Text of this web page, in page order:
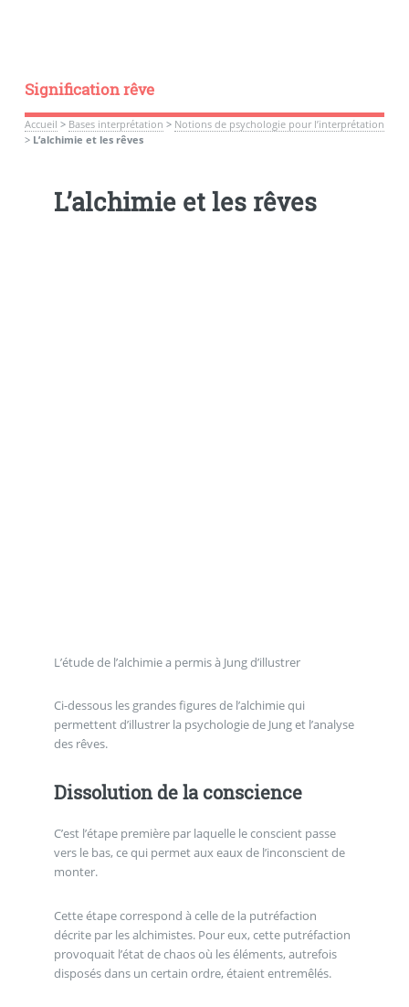
Signification rêve
Accueil > Bases interprétation > Notions de psychologie pour l’interprétation
> L’alchimie et les rêves
L’alchimie et les rêves
L’étude de l’alchimie a permis à Jung d’illustrer
Ci-dessous les grandes figures de l’alchimie qui
permettent d’illustrer la psychologie de Jung et l’analyse
des rêves.
Dissolution de la conscience
C’est l’étape première par laquelle le conscient passe
vers le bas, ce qui permet aux eaux de l’inconscient de
monter.
Cette étape correspond à celle de la putréfaction
décrite par les alchimistes. Pour eux, cette putréfaction
provoquait l’état de chaos où les éléments, autrefois
disposés dans un certain ordre, étaient entremêlés.